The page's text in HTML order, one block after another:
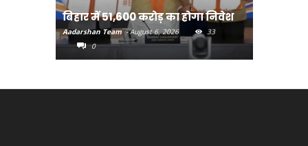
बिहार में 51,600 करोड़ का होगा निवेश
Aadarshan Team - August 6, 2026
33
0